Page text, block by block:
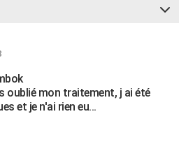
oublié mon traitement, j ai été
et je n'ai rien eu...